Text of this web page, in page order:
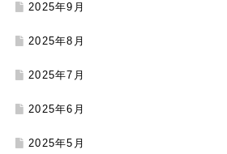
2025年9月
2025年8月
2025年7月
2025年6月
2025年5月